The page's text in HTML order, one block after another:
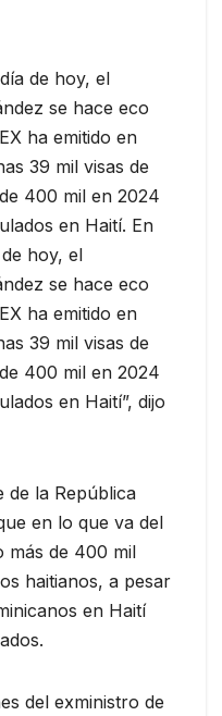
de hoy, el
se hace eco
ha emitido en
39 mil visas de
400 mil en 2024
en Haití. En
hoy, el
se hace eco
ha emitido en
39 mil visas de
400 mil en 2024
en Haití”, dijo
de la República
en lo que va del
más de 400 mil
haitianos, a pesar
en Haití
del exministro de